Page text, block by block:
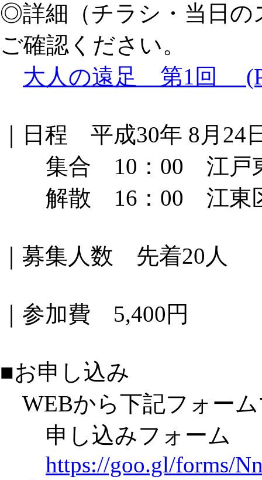
◎詳細（チラシ・当日の
ご確認ください。
大人の遠足 第1回
｜日程 平成30年 8月24
集合 10：00 江戸東
解散 16：00 江東区
｜募集人数 先着20人
｜参加費 5,400円
■お申し込み
WEBから下記フォー
申し込みフォーム
https://goo.gl/forms/